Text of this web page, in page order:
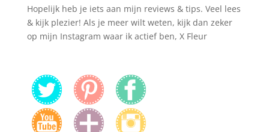
Hopelijk heb je iets aan mijn reviews & tips. Veel lees
& kijk plezier! Als je meer wilt weten, kijk dan zeker
op mijn Instagram waar ik actief ben, X Fleur